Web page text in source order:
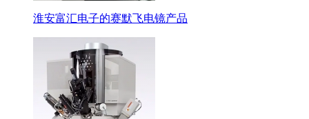
淮安富汇电子的赛默飞电镜产品